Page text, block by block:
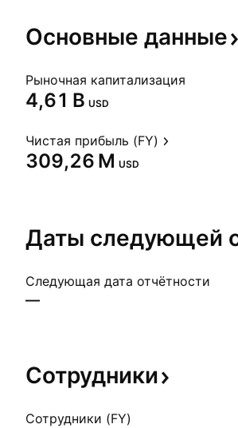
Основные данные
Рыночная капитализация
‪4,61 B‬ USD
Чистая прибыль (FY)
‪309,26 M‬ USD
Даты следующей
Следующая дата отчётности
—
Сотрудники
Сотрудники (FY)